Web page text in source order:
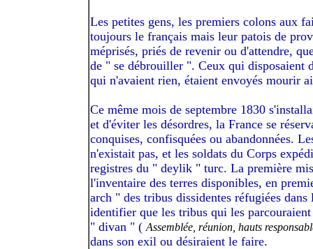
Les petites gens, les premiers colons aux
toujours le français mais leur patois de
méprisés, priés de revenir ou d'attendre,
de " se débrouiller ". Ceux qui disposaient
qui n'avaient rien, étaient envoyés mourir
Ce même mois de septembre 1830
et d'éviter les désordres, la France se
conquises, confisquées ou abandonnées.
n'existait pas, et les soldats du Corps
registres du " deylik " turc. La première
l'inventaire des terres disponibles, en
arch " des tribus dissidentes réfugiées
identifier que les tribus qui les
" divan " (Assemblée, réunion, hauts
dans son exil ou désiraient le faire.